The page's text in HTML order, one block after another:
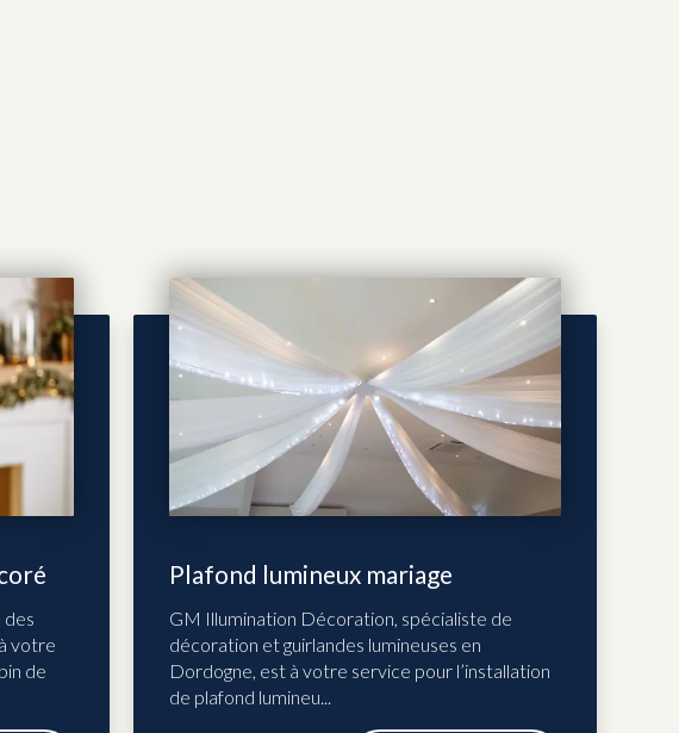
votre
de
Plafond lumineux mariage
GM Illumination Décoration, spécialiste de
décoration et guirlandes lumineuses en
Dordogne, est à votre service pour l’installation
de plafond lumineu...